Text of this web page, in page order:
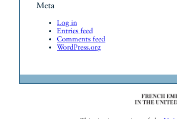
Meta
Log in
Entries feed
Comments feed
WordPress.org